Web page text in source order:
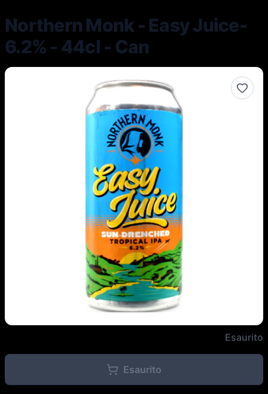
Northern Monk - Easy Juice-
6.2% - 44cl - Can
Northern Monk - Easy Juice-
Esaurito
Esaurito